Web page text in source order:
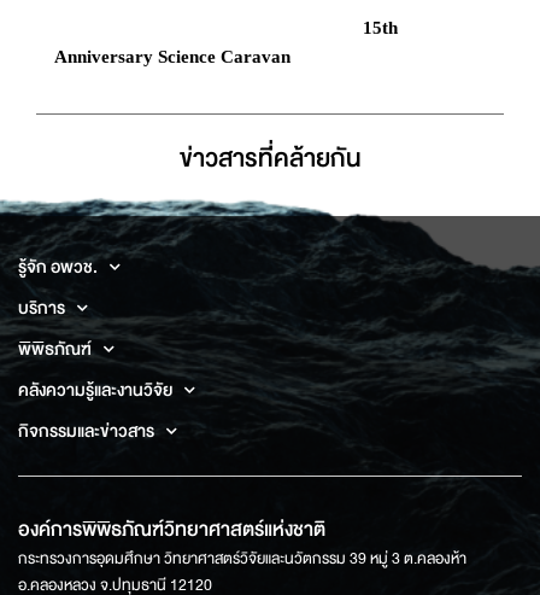
15th
Anniversary Science Caravan
ข่าวสารที่่คล้ายกัน
รู้จัก อพวช.
บริการ
พิพิธภัณฑ์
คลังความรู้และงานวิจัย
กิจกรรมและข่าวสาร
องค์การพิพิธภัณฑ์วิทยาศาสตร์แห่งชาติ
กระทรวงการอุดมศึกษา วิทยาศาสตร์วิจัยและนวัตกรรม 39 หมู่ 3 ต.คลองห้า
อ.คลองหลวง จ.ปทุมธานี 12120